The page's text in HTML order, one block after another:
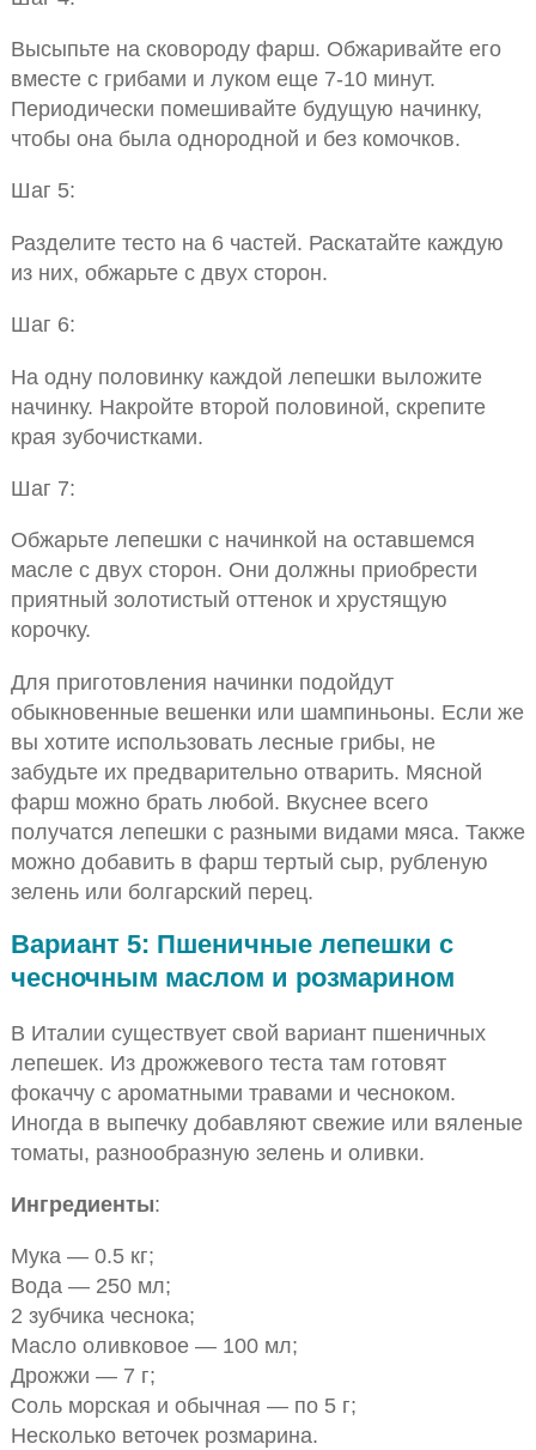
Высыпьте на сковороду фарш. Обжаривайте его
вместе с грибами и луком еще 7-10 минут.
Периодически помешивайте будущую начинку,
чтобы она была однородной и без комочков.
Шаг 5:
Разделите тесто на 6 частей. Раскатайте каждую
из них, обжарьте с двух сторон.
Шаг 6:
На одну половинку каждой лепешки выложите
начинку. Накройте второй половиной, скрепите
края зубочистками.
Шаг 7:
Обжарьте лепешки с начинкой на оставшемся
масле с двух сторон. Они должны приобрести
приятный золотистый оттенок и хрустящую
корочку.
Для приготовления начинки подойдут
обыкновенные вешенки или шампиньоны. Если же
вы хотите использовать лесные грибы, не
забудьте их предварительно отварить. Мясной
фарш можно брать любой. Вкуснее всего
получатся лепешки с разными видами мяса. Также
можно добавить в фарш тертый сыр, рубленую
зелень или болгарский перец.
Вариант 5: Пшеничные лепешки с
чесночным маслом и розмарином
В Италии существует свой вариант пшеничных
лепешек. Из дрожжевого теста там готовят
фокаччу с ароматными травами и чесноком.
Иногда в выпечку добавляют свежие или вяленые
томаты, разнообразную зелень и оливки.
Ингредиенты:
Мука — 0.5 кг;
Вода — 250 мл;
2 зубчика чеснока;
Масло оливковое — 100 мл;
Дрожжи — 7 г;
Соль морская и обычная — по 5 г;
Несколько веточек розмарина.